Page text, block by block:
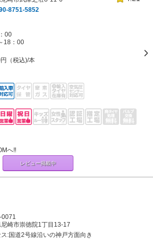
8751-5852
00
18：00
（税込)/本
へ‼
レビュー掲載中
0071
崎市崇徳院1丁目13-17
:国道2号線沿いの神戸方面向き